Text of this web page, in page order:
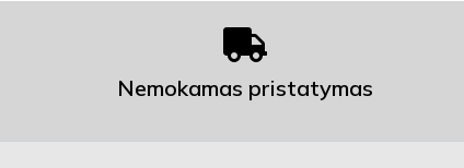
Nemokamas pristatymas